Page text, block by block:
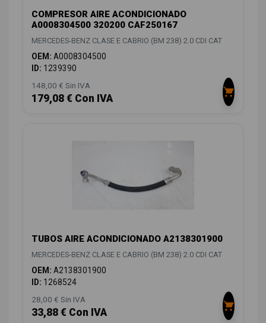
COMPRESOR AIRE ACONDICIONADO
A0008304500 320200 CAF250167
MERCEDES-BENZ CLASE E CABRIO (BM 238) 2.0 CDI CAT
OEM: A0008304500
ID: 1239390
148,00 € Sin IVA
179,08 € Con IVA
TUBOS AIRE ACONDICIONADO A2138301900
MERCEDES-BENZ CLASE E CABRIO (BM 238) 2.0 CDI CAT
OEM: A2138301900
ID: 1268524
28,00 € Sin IVA
33,88 € Con IVA